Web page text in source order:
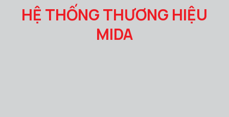
HỆ THỐNG THƯƠNG HIỆU
MIDA